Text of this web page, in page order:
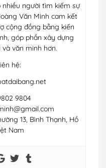
người tìm kiếm sự
Văn Minh cam kết
cộng đồng bằng kiến
góp phần xây dựng
văn minh hơn.
hệ:
9804
13, Bình Thạnh, Hồ
Nam